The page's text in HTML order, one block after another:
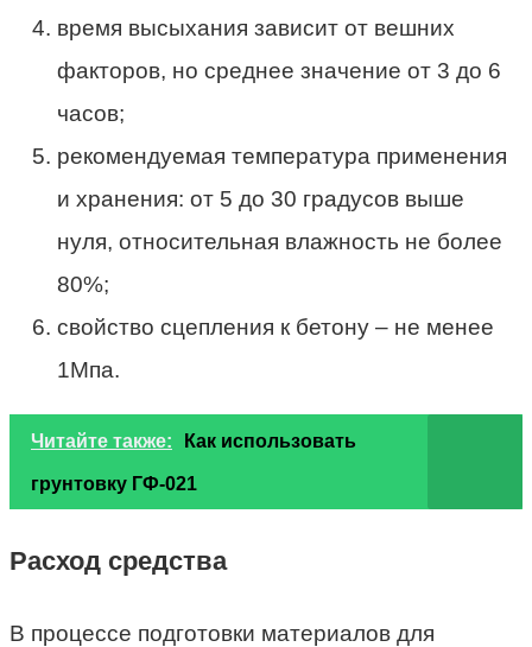
время высыхания зависит от вешних
факторов, но среднее значение от 3 до 6
часов;
рекомендуемая температура применения
и хранения: от 5 до 30 градусов выше
нуля, относительная влажность не более
80%;
свойство сцепления к бетону – не менее
1Мпа.
Читайте также: Как использовать
грунтовку ГФ-021
Расход средства
В процессе подготовки материалов для